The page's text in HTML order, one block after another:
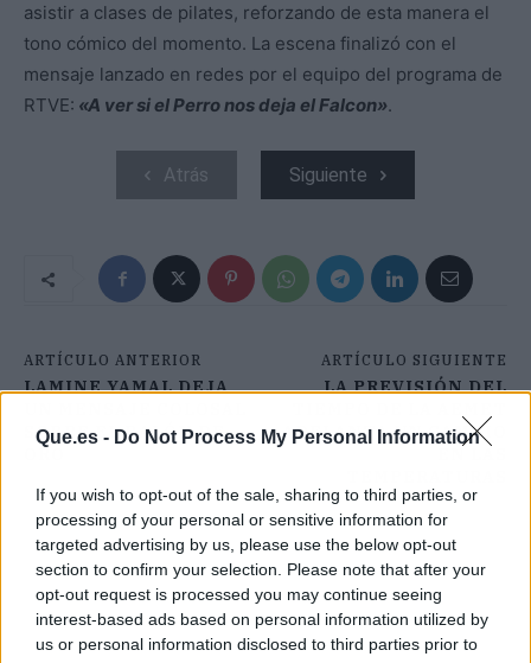
Que.es - Do Not Process My Personal Information
If you wish to opt-out of the sale, sharing to third parties, or
processing of your personal or sensitive information for
targeted advertising by us, please use the below opt-out
section to confirm your selection. Please note that after your
opt-out request is processed you may continue seeing
interest-based ads based on personal information utilized by
us or personal information disclosed to third parties prior to
asistir a clases de pilates, reforzando de esta manera el
tono cómico del momento. La escena finalizó con el
mensaje lanzado en redes por el equipo del programa de
RTVE: «A ver si el Perro nos deja el Falcon».
Atrás Siguiente
ARTÍCULO ANTERIOR
LAMINE YAMAL DEJA
SOBRE EL BALÓN DE
ORO
ARTÍCULO SIGUIENTE
LA PREVISIÓN DEL
ADELANTA UN CAMBIO